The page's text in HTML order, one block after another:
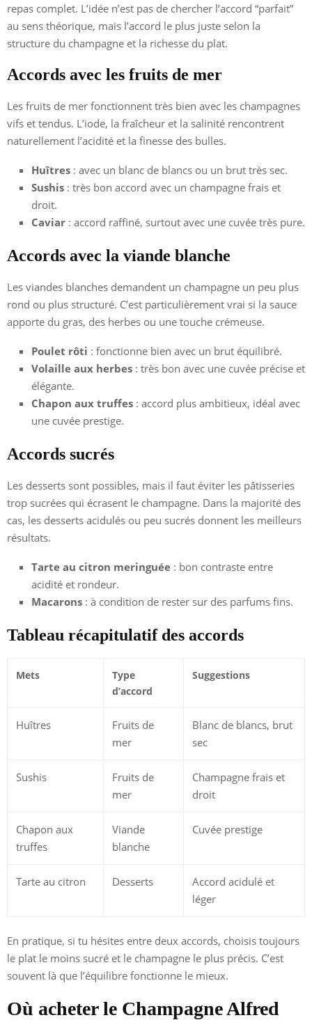
repas complet. L’idée n’est pas de chercher l’accord “parfait”
au sens théorique, mais l’accord le plus juste selon la
structure du champagne et la richesse du plat.
Accords avec les fruits de mer
Les fruits de mer fonctionnent très bien avec les champagnes
vifs et tendus. L’iode, la fraîcheur et la salinité rencontrent
naturellement l’acidité et la finesse des bulles.
Huîtres : avec un blanc de blancs ou un brut très sec.
Sushis : très bon accord avec un champagne frais et
droit.
Caviar : accord raffiné, surtout avec une cuvée très pure.
Accords avec la viande blanche
Les viandes blanches demandent un champagne un peu plus
rond ou plus structuré. C’est particulièrement vrai si la sauce
apporte du gras, des herbes ou une touche crémeuse.
Poulet rôti : fonctionne bien avec un brut équilibré.
Volaille aux herbes : très bon avec une cuvée précise et
élégante.
Chapon aux truffes : accord plus ambitieux, idéal avec
une cuvée prestige.
Accords sucrés
Les desserts sont possibles, mais il faut éviter les pâtisseries
trop sucrées qui écrasent le champagne. Dans la majorité des
cas, les desserts acidulés ou peu sucrés donnent les meilleurs
résultats.
Tarte au citron meringuée : bon contraste entre
acidité et rondeur.
Macarons : à condition de rester sur des parfums fins.
Tableau récapitulatif des accords
Mets
Type
d’accord
Suggestions
Huîtres
Fruits de
mer
Blanc de blancs, brut
sec
Sushis
Fruits de
mer
Champagne frais et
droit
Chapon aux
truffes
Viande
blanche
Cuvée prestige
Tarte au citron Desserts
Accord acidulé et
léger
En pratique, si tu hésites entre deux accords, choisis toujours
le plat le moins sucré et le champagne le plus précis. C’est
souvent là que l’équilibre fonctionne le mieux.
Où acheter le Champagne Alfred